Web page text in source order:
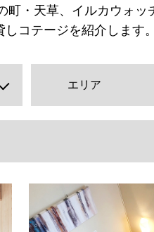
町・天草、イルカウォ
コテージを紹介します
エリア